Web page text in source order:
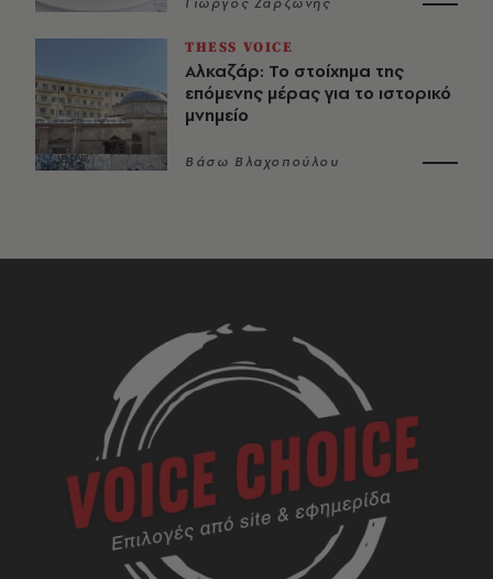
THESS VOICE
Αλκαζάρ: Το στοίχημα της
επόμενης μέρας για το ιστορικό
μνημείο
Βάσω Βλαχοπούλου